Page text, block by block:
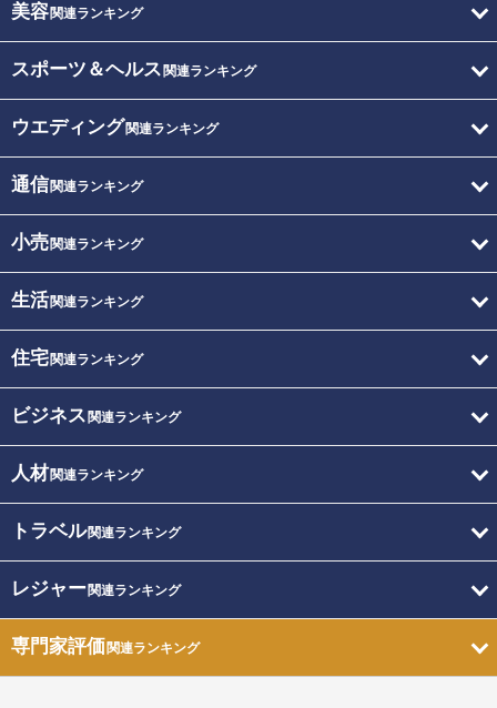
美容関連ランキング
スポーツ＆ヘルス 関連ランキング
ウエディング関連ランキング
通信関連ランキング
小売関連ランキング
生活関連ランキング
住宅関連ランキング
ビジネス 関連ランキング
人材関連ランキング
トラベル関連ランキング
レジャー関連ランキング
専門家評価関連ランキング